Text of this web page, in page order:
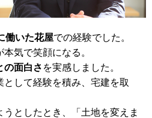
働いた花屋での経験でした。
気で笑顔になる。
の面白さ を実感しました。
して経験を積み、宅建を取
としたとき、「土地を変えま